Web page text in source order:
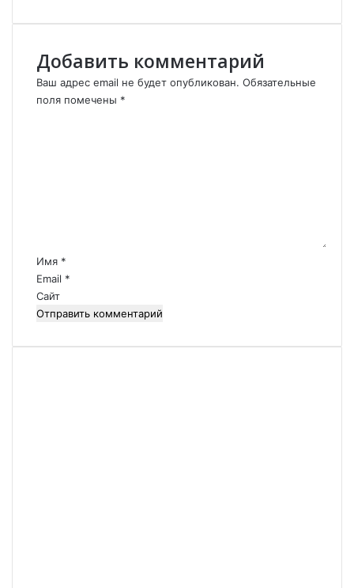
а
А
Добавить комментарий
Ваш адрес email не будет опубликован. Обязательные
поля помечены *
р
и
й
*
Имя *
Email *
Сайт